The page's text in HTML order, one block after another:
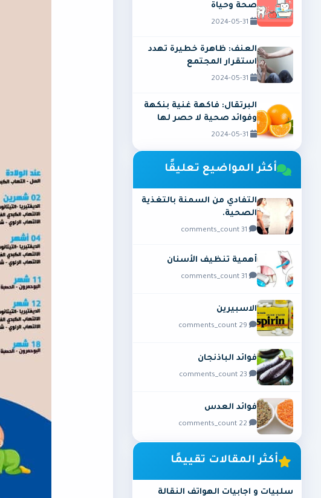
صحة وحياة
العنف: ظاهرة خطيرة تهدد
استقرار المجتمع
البرتقال: فاكهة غنية بنكهة
وفوائد صحية لا حصر لها
أكثر المواضيع تعليقًا
التفادي من السمنة بالتغذية
الصحية.
أهمية تنظيف الأسنان
الاسبيرين
فوائد الباذنجان
فوائد العدس
أكثر المقالات تقييمًا
سلبيات و اجابيات الهواتف النقالة